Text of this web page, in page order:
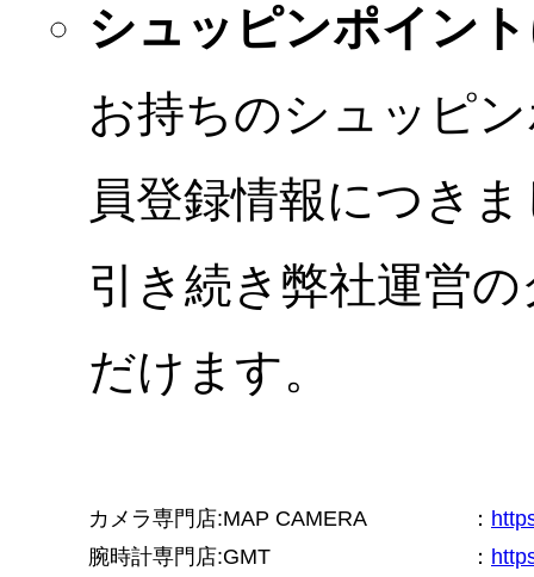
シュッピンポイン
お持ちのシュッピ
員登録情報につき
引き続き弊社運営
だけます。
カメラ専門店:MAP CAMERA ：
腕時計専門店:GMT
：